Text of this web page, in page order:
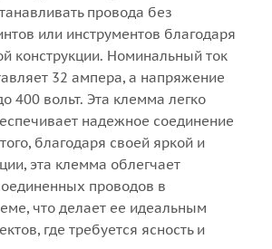
провода без
или инструментов благодаря
конструкции. Номинальный ток
32 ампера, а напряжение
400 вольт. Эта клемма легко
надежное соединение
благодаря своей яркой и
эта клемма облегчает
проводов в
что делает ее идеальным
где требуется ясность и